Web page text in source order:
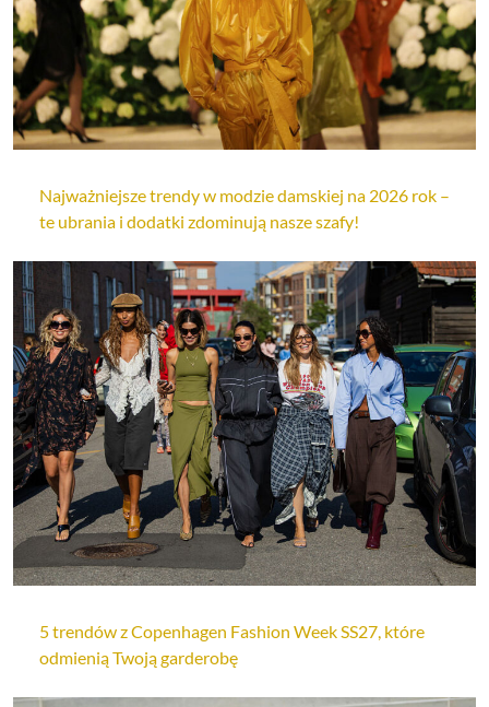
Najważniejsze trendy w modzie damskiej na 2026 rok –
te ubrania i dodatki zdominują nasze szafy!
5 trendów z Copenhagen Fashion Week SS27, które
odmienią Twoją garderobę